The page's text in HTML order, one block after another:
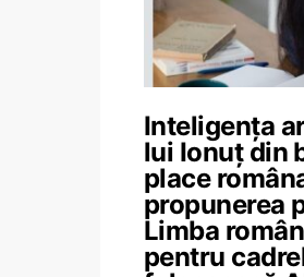
Inteligența
lui Ionuț din
place
propunerea
Limba
pentru